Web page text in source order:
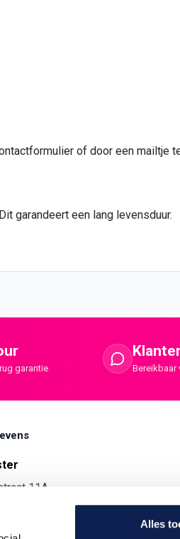
Alles
of door een mailtje
garandeert een lang levensduur.
garantie Bereikbaar
11A